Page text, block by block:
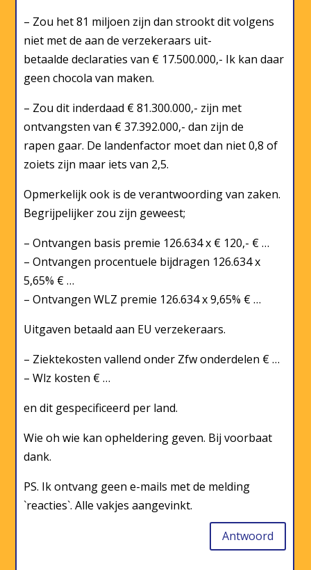
– Zou het 81 miljoen zijn dan strookt dit volgens
niet met de aan de verzekeraars uit-
betaalde declaraties van € 17.500.000,- Ik kan daar
geen chocola van maken.
– Zou dit inderdaad € 81.300.000,- zijn met
ontvangsten van € 37.392.000,- dan zijn de
rapen gaar. De landenfactor moet dan niet 0,8 of
zoiets zijn maar iets van 2,5.
Opmerkelijk ook is de verantwoording van zaken.
Begrijpelijker zou zijn geweest;
– Ontvangen basis premie 126.634 x € 120,- € …
– Ontvangen procentuele bijdragen 126.634 x
5,65% € …
– Ontvangen WLZ premie 126.634 x 9,65% € …
Uitgaven betaald aan EU verzekeraars.
– Ziektekosten vallend onder Zfw onderdelen € …
– Wlz kosten € …
en dit gespecificeerd per land.
Wie oh wie kan opheldering geven. Bij voorbaat
dank.
PS. Ik ontvang geen e-mails met de melding
`reacties`. Alle vakjes aangevinkt.
Antwoord